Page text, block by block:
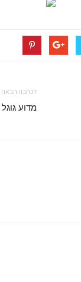
לכתבה הבאה
מדוע